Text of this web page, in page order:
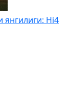
янгилиги: Hi4